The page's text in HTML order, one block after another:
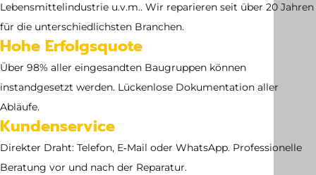
Lebensmittelindustrie u.v.m.. Wir reparieren seit über 20 Jahren
für die unterschiedlichsten Branchen.
Hohe Erfolgsquote
Über 98% aller eingesandten Baugruppen können
instandgesetzt werden. Lückenlose Dokumentation aller
Abläufe.
Kundenservice
Direkter Draht: Telefon, E‑Mail oder WhatsApp. Professionelle
Beratung vor und nach der Reparatur.